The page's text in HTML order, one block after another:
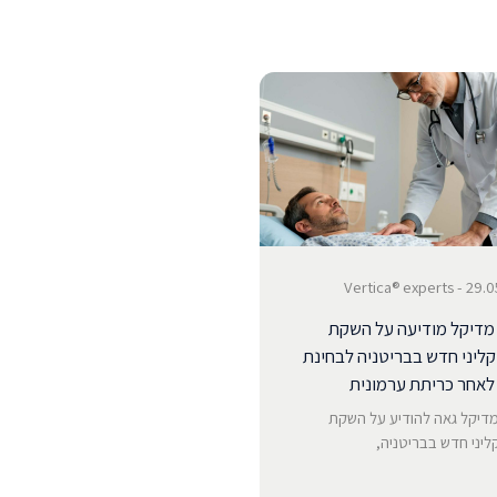
מודיעה על השקת
חדש בבריטניה לבחינת
לאחר כריתת ערמונית
גאה להודיע על השקת
חדש בבריטניה,